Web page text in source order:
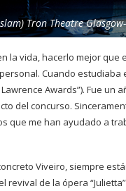
Tron Theatre
la vida, hacerlo mejor que
Cuando
Awards”). Fue un
del concurso.
que me han ayudado a
Viveiro, siempre
de la ópera